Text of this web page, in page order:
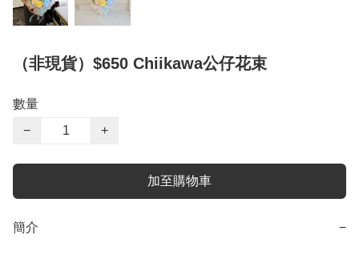
（非現貨）$650 Chiikawa公仔花束
數量
−
+
加至購物車
簡介 −